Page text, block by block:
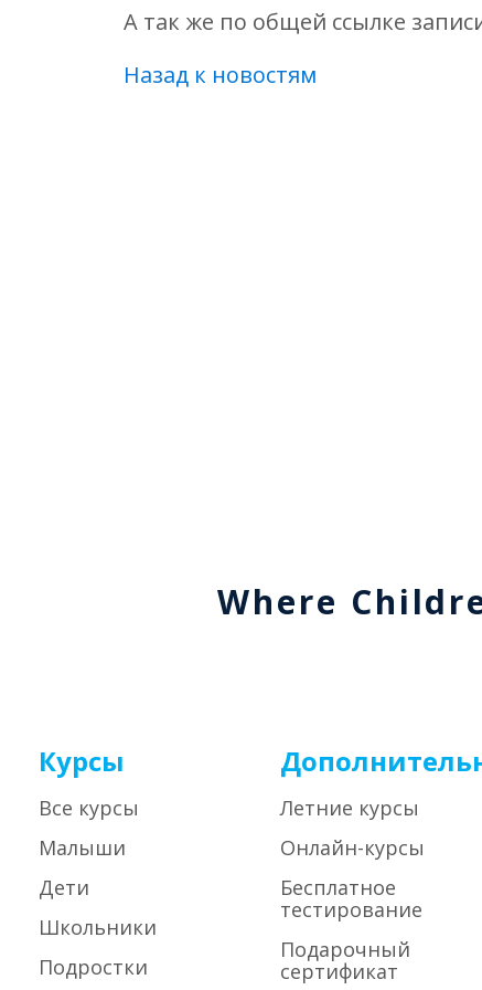
А так же по общей ссылке
Назад к новостям
Where
Курсы
Все курсы
Малыши
Дети
Школьники
Подростки
Летние курсы
Онлайн-курсы
Бесплатное
тестирование
Подарочный
сертификат